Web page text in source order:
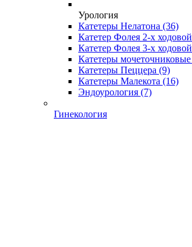
Урология
Катетеры Нелатона (36)
Катетер Фолея 2-х ходовой
Катетер Фолея 3-х ходовой
Катетеры мочеточниковые
Катетеры Пеццера (9)
Катетеры Малекота (16)
Эндоурология (7)
Гинекология